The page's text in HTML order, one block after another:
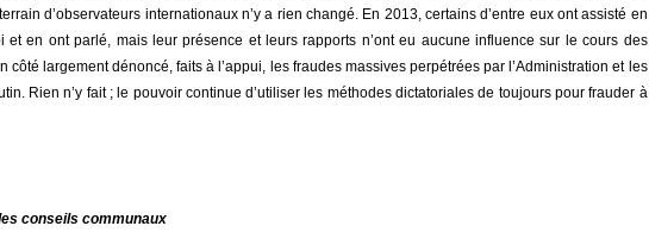
d’observateurs internationaux n’y a rien changé. En 2013, certains d’entre eux ont assisté en
en ont parlé, mais leur présence et leurs rapports n’ont eu aucune influence sur le cours des
côté largement dénoncé, faits à l’appui, les fraudes massives perpétrées par l’Administration et les
Rien n’y fait ; le pouvoir continue d’utiliser les méthodes dictatoriales de toujours pour frauder à
conseils communaux